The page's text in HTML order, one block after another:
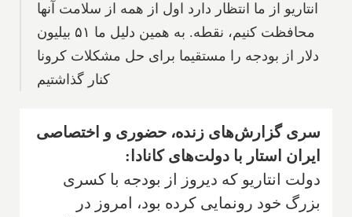
انتاریو از ما انتظار دارد اول از همه از سلامت آنها
محافظت کنیم، نقطه. به همین دلیل ما ۵۱ بیلیون
دلار از بودجه را مستقیما برای حل مشکلات کرونا
کنار گذاشتیم
سری گزارش‌های زنده، حضوری و اختصاصی
ایران استار با دولت‌های کانادا:
دولت انتاریو که دیروز از بودجه با کسری
بزرگ خود رونمایی کرده بود، امروز در